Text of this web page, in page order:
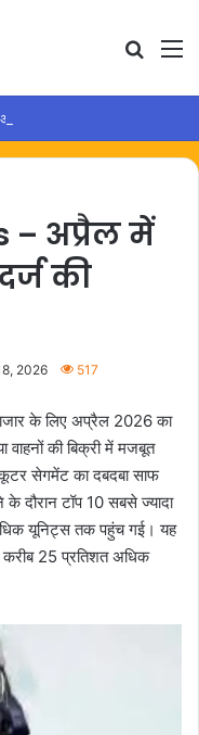
– अप्रैल में
की
2026 517
के लिए अप्रैल 2026 का
वाहनों की बिक्री में मजबूत
सेगमेंट का दबदबा साफ
दौरान टॉप 10 सबसे ज्यादा
यूनिट्स तक पहुंच गई। यह
25 प्रतिशत अधिक